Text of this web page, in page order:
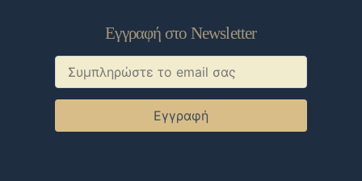
Εγγραφή στο Newsletter
Εγγραφή